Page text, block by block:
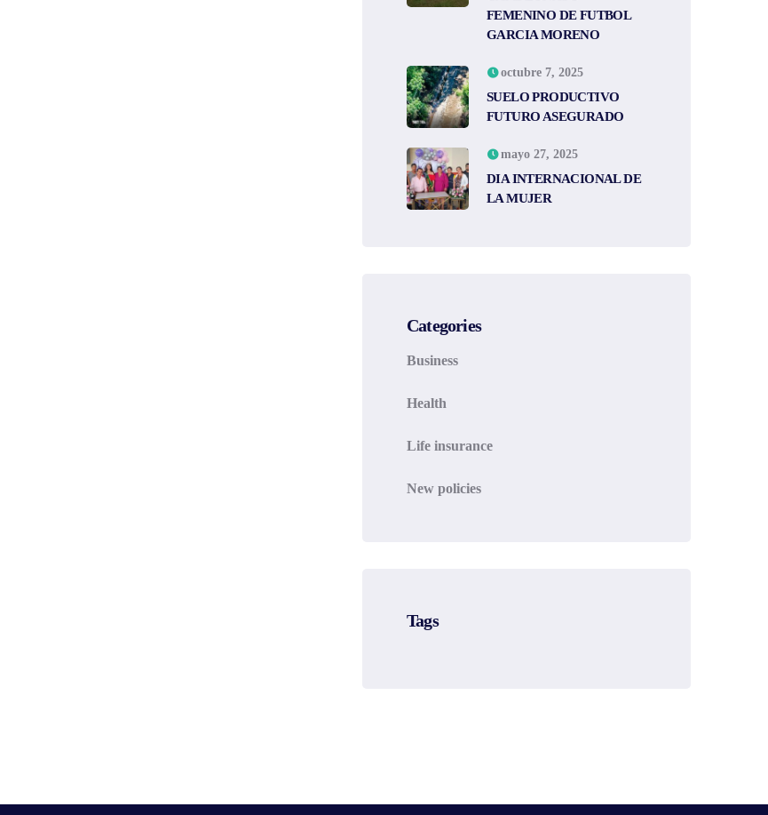
FEMENINO DE FUTBOL
GARCIA MORENO
octubre 7, 2025
SUELO PRODUCTIVO
FUTURO ASEGURADO
mayo 27, 2025
DIA INTERNACIONAL DE
LA MUJER
Categories
Business
Health
Life insurance
New policies
Tags